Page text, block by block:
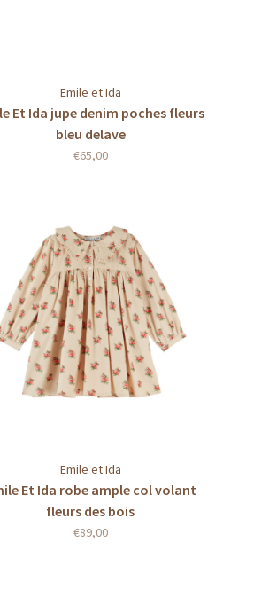
Emile et Ida
Et Ida jupe denim poches fleurs
bleu delave
€65,00
Emile et Ida
Et Ida robe ample col volant
fleurs des bois
€89,00